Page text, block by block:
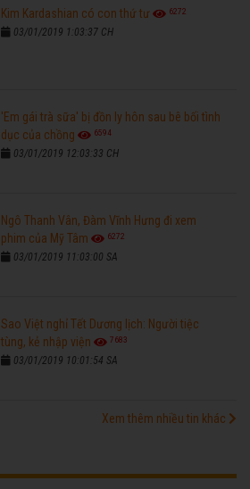
Kim Kardashian có con thứ tư 6272
03/01/2019 1:03:37 CH
'Em gái trà sữa' bị đồn ly hôn sau bê bối tình
dục của chồng
6594
03/01/2019 12:03:33 CH
Ngô Thanh Vân, Đàm Vĩnh Hưng đi xem
phim của Mỹ Tâm
6272
03/01/2019 11:03:00 SA
Sao Việt nghỉ Tết Dương lịch: Người tiệc
tùng, kẻ nhập viện
7683
03/01/2019 10:01:54 SA
Xem thêm nhiều tin khác